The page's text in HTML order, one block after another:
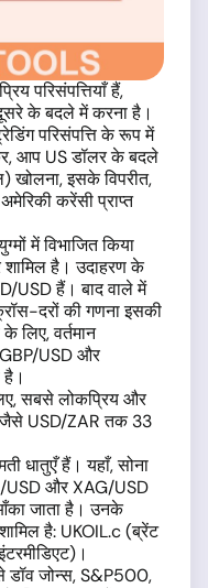
परिसंपत्तियाँ हैं,
के बदले में करना है।
परिसंपत्ति के रूप में
आप US डॉलर के बदले
खोलना, इसके विपरीत,
करेंसी प्राप्त
में विभाजित किया
शामिल है। उदाहरण के
USD हैं। बाद वाले में
दरों की गणना इसकी
लिए, वर्तमान
GBP/USD और
है।
सबसे लोकप्रिय और
USD/ZAR तक 33
धातुएँ हैं। यहाँ, सोना
USD और XAG/USD
जाता है। उनके
है: UKOIL.c (ब्रेंट
जोन्स, S&P500,